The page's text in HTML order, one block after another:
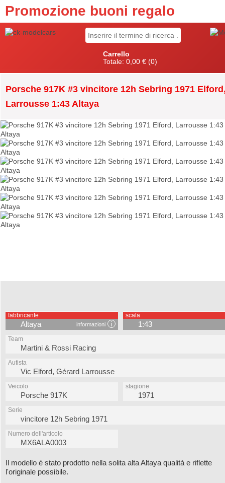
Promozione buoni regalo
Carrello
Totale: 0,00 € (0)
Porsche 917K #3 vincitore 12h Sebring 1971
Larrousse 1:43 Altaya
fabbricante
informazioni
Altaya
scala
1:43
Team
Martini & Rossi Racing
Autista
Vic Elford, Gérard Larrousse
Veicolo
Porsche 917K
stagione
1971
Serie
vincitore 12h Sebring 1971
Numero dell'articolo
MX6ALA0003
Il modello è stato prodotto nella solita alta Altaya qualità e riflette
l'originale possibile.